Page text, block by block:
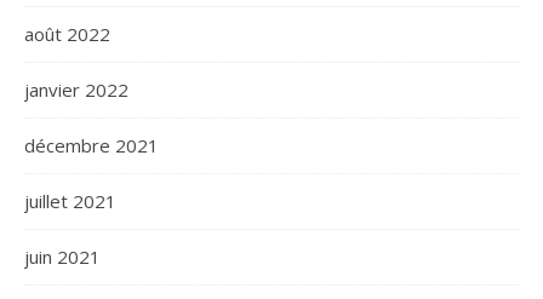
août 2022
janvier 2022
décembre 2021
juillet 2021
juin 2021